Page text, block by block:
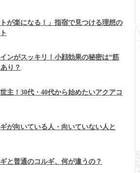
トが楽になる！」指宿で見つける理想の
ンがスッキリ！小顔効果の秘密は“筋
り？
主！30代・40代から始めたいアクアコ
が向いている人・向いていない人と
と普通のコルギ、何が違うの？